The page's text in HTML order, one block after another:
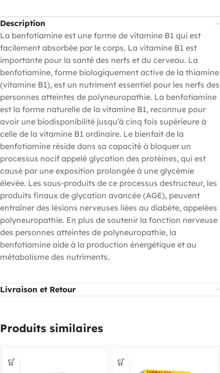
Description
La benfotiamine est une forme de vitamine B1 qui est
facilement absorbée par le corps. La vitamine B1 est
importante pour la santé des nerfs et du cerveau. La
benfotiamine, forme biologiquement active de la thiamine
(vitamine B1), est un nutriment essentiel pour les nerfs des
personnes atteintes de polyneuropathie. La benfotiamine
est la forme naturelle de la vitamine B1, reconnue pour
avoir une biodisponibilité jusqu’à cinq fois supérieure à
celle de la vitamine B1 ordinaire. Le bienfait de la
benfotiamine réside dans sa capacité à bloquer un
processus nocif appelé glycation des protéines, qui est
causé par une exposition prolongée à une glycémie
élevée. Les sous-produits de ce processus destructeur, les
produits finaux de glycation avancée (AGE), peuvent
entraîner des lésions nerveuses liées au diabète, appelées
polyneuropathie. En plus de soutenir la fonction nerveuse
des personnes atteintes de polyneuropathie, la
benfotiamine aide à la production énergétique et au
métabolisme des nutriments.
Livraison et Retour
Produits similaires